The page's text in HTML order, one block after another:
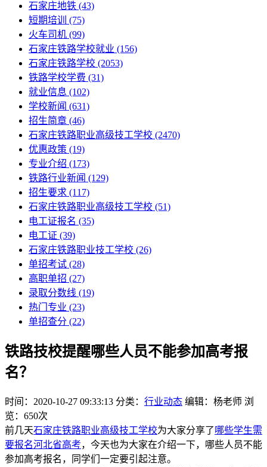
石家庄地铁 (43)
短期培训
(75)
火车司机 (99)
石家庄铁路学校就业 (156)
石家庄铁路学校 (2053)
铁路学校学费 (31)
就业信息 (102)
学校新闻 (631)
招生简章 (46)
石家庄铁路职业高级技工学校 (2470)
优惠政策 (19)
专业介绍 (173)
铁路行业新闻 (129)
招生要求 (117)
石家庄铁路职业高级技工学校​ (51)
电工证报名 (35)
电工证 (39)
石家庄铁路职业技工学校 (26)
单招考试 (28)
高职单招 (27)
录取分数线 (19)
热门专业 (23)
单招查分 (22)
铁路技校提醒哪些人员不能参加高考报
名？
时间：2020-10-27 09:33:13 分类： 行业动态 编辑：杨老师 浏
览：650次
前几天石家庄铁路职业高级技工学校为大家分享了哪些学生需
要报名河北省高考，今天也为大家在介绍一下，哪些人员不能
参加高考报名，同学们一定要引起注意。